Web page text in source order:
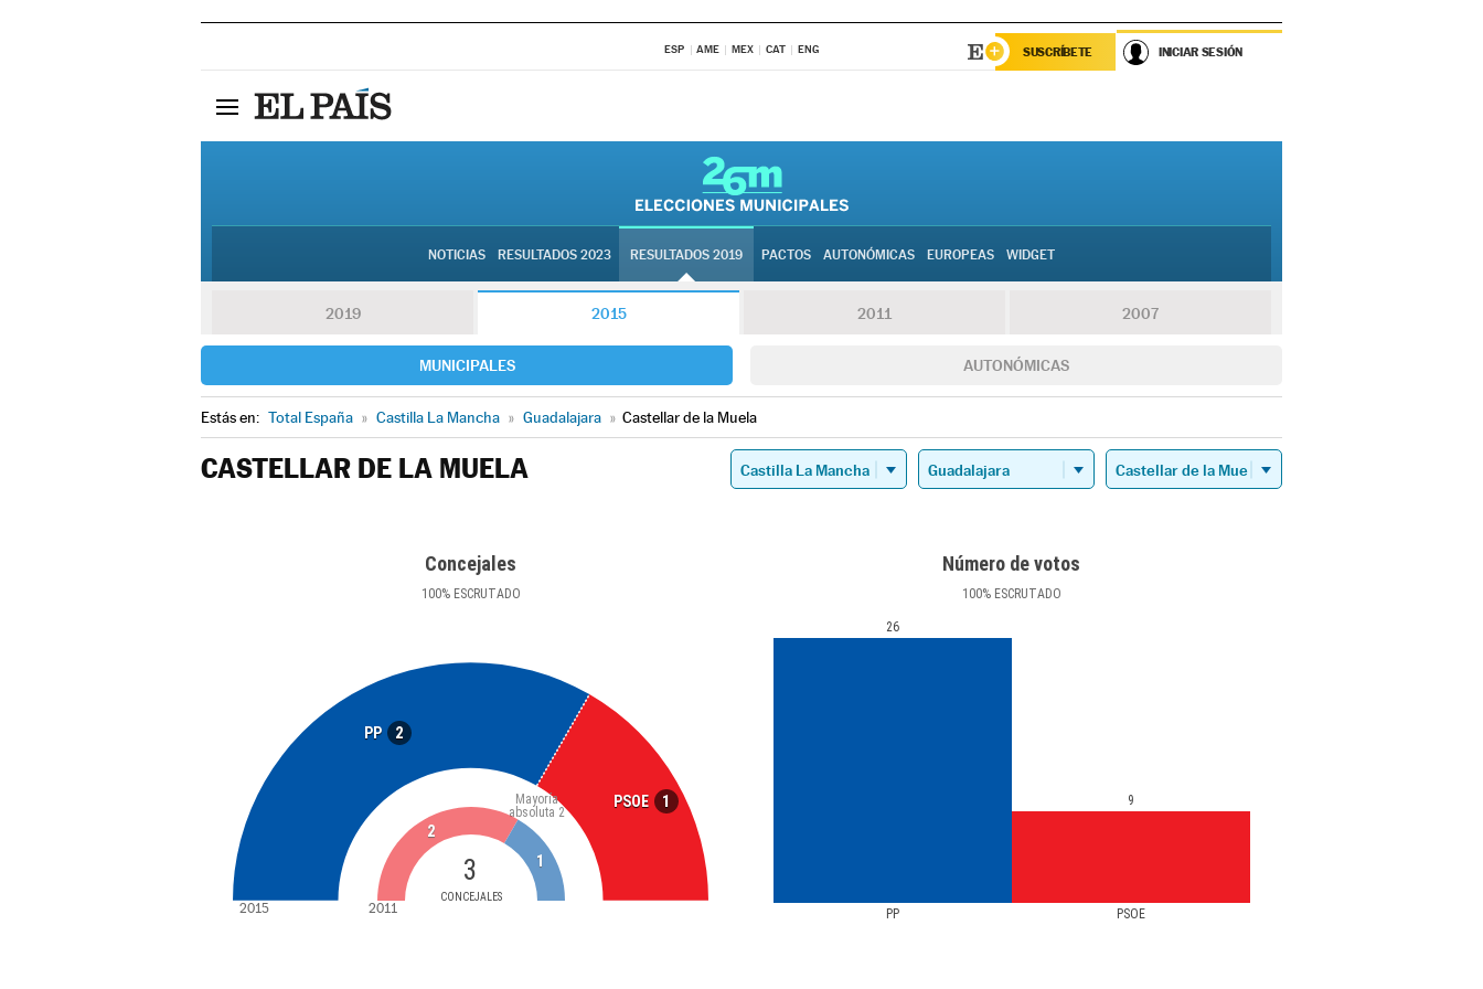
ESP AME MEX CAT ENG SUSCRÍBETE INICIAR SESIÓN
NOTICIAS RESULTADOS 2023 RESULTADOS 2019 PACTOS AUTONÓMICAS EUROPEAS WIDGET
2019 2015 2011 2007
MUNICIPALES AUTONÓMICAS
Estás en: Total España » Castilla La Mancha » Guadalajara » Castellar de la Muela
CASTELLAR DE LA MUELA
Concejales
100%ESCRUTADO
PP 2
PSOE 1
3
CONCEJALES
Mayoría
absoluta 2
2
1
2015 2011
Número de votos
100%ESCRUTADO
PP PSOE
26
9